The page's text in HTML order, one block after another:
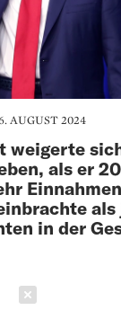
AUGUST 2024
weigerte
als er
als
in der